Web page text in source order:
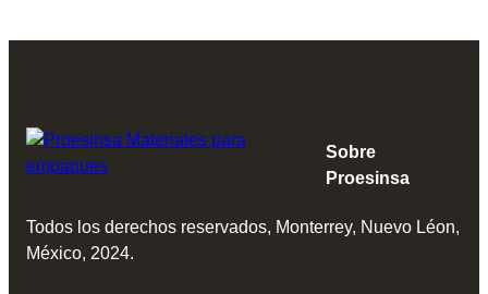
Sobre
Proesinsa
Todos los derechos reservados, Monterrey, Nuevo Léon,
México, 2024.